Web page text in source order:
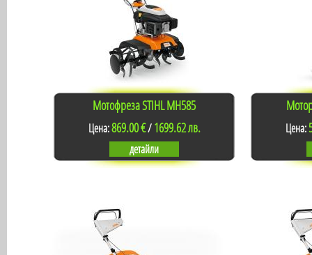
Мотофреза STIHL MH585
Цена:869.00 €/1699.62 лв.
детайли
Цена: